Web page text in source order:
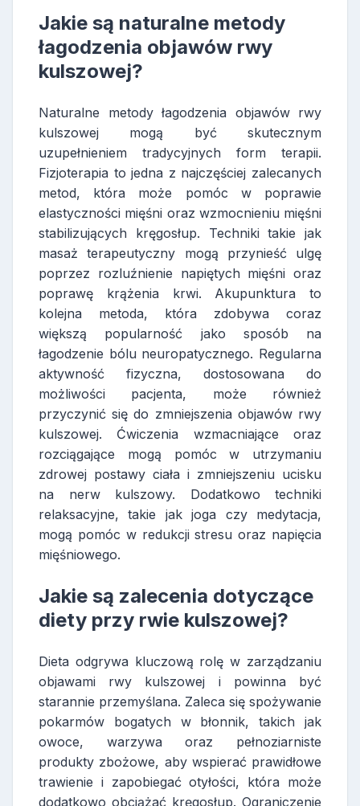
Jakie są naturalne metody
łagodzenia objawów rwy
kulszowej?
Naturalne metody łagodzenia objawów rwy
kulszowej mogą być skutecznym
uzupełnieniem tradycyjnych form terapii.
Fizjoterapia to jedna z najczęściej zalecanych
metod, która może pomóc w poprawie
elastyczności mięśni oraz wzmocnieniu mięśni
stabilizujących kręgosłup. Techniki takie jak
masaż terapeutyczny mogą przynieść ulgę
poprzez rozluźnienie napiętych mięśni oraz
poprawę krążenia krwi. Akupunktura to
kolejna metoda, która zdobywa coraz
większą popularność jako sposób na
łagodzenie bólu neuropatycznego. Regularna
aktywność fizyczna, dostosowana do
możliwości pacjenta, może również
przyczynić się do zmniejszenia objawów rwy
kulszowej. Ćwiczenia wzmacniające oraz
rozciągające mogą pomóc w utrzymaniu
zdrowej postawy ciała i zmniejszeniu ucisku
na nerw kulszowy. Dodatkowo techniki
relaksacyjne, takie jak joga czy medytacja,
mogą pomóc w redukcji stresu oraz napięcia
mięśniowego.
Jakie są zalecenia dotyczące
diety przy rwie kulszowej?
Dieta odgrywa kluczową rolę w zarządzaniu
objawami rwy kulszowej i powinna być
starannie przemyślana. Zaleca się spożywanie
pokarmów bogatych w błonnik, takich jak
owoce, warzywa oraz pełnoziarniste
produkty zbożowe, aby wspierać prawidłowe
trawienie i zapobiegać otyłości, która może
dodatkowo obciążać kręgosłup. Ograniczenie